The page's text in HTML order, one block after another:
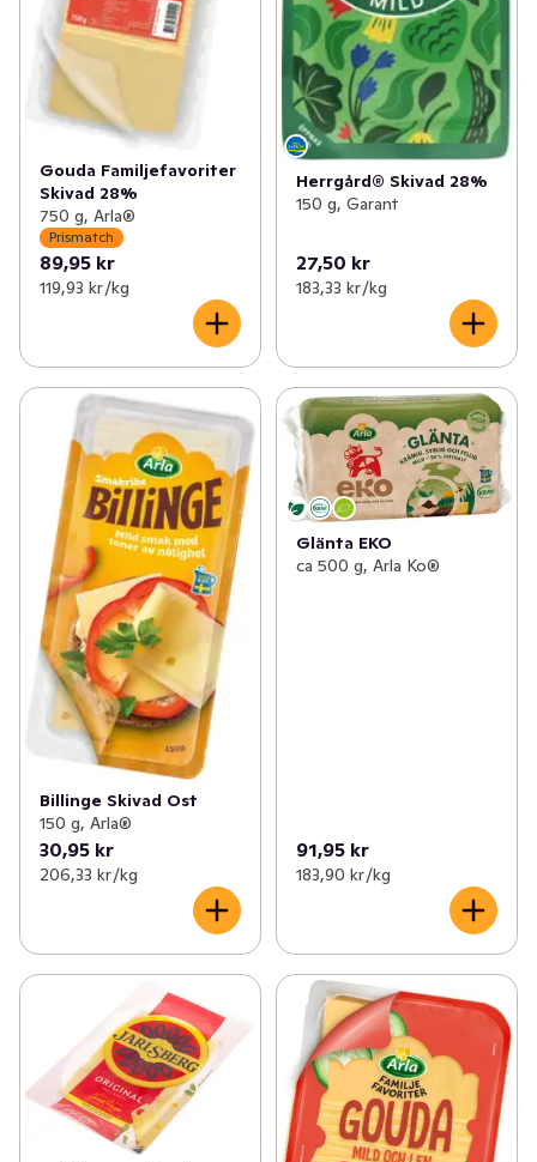
Gouda Familjefavoriter
Skivad 28%
750 g, Arla®
Prismatch
89,95 kr
119,93 kr /kg
Herrgård® Skivad 28%
150 g, Garant
27,50 kr
183,33 kr /kg
Billinge Skivad Ost
150 g, Arla®
30,95 kr
206,33 kr /kg
Glänta EKO
ca 500 g, Arla Ko®
91,95 kr
183,90 kr /kg